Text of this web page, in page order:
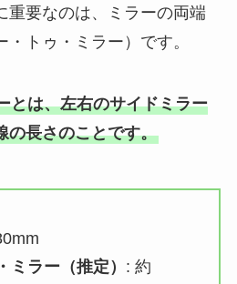
重要なのは、ミラーの両端
トゥ・ミラー）です。
とは、左右のサイドミラー
の長さのことです。
ミラー（推定） : 約